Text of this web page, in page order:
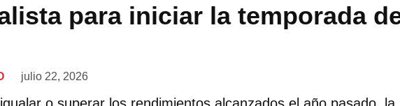
para iniciar la temporada
julio 22, 2026